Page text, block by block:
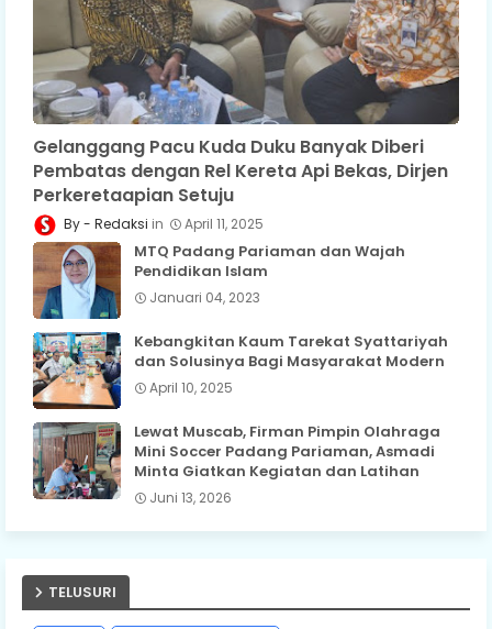
Gelanggang Pacu Kuda Duku Banyak Diberi
Pembatas dengan Rel Kereta Api Bekas, Dirjen
Perkeretaapian Setuju
Redaksi April 11, 2025
MTQ Padang Pariaman dan Wajah
Pendidikan Islam
Januari 04, 2023
Kebangkitan Kaum Tarekat Syattariyah
dan Solusinya Bagi Masyarakat Modern
April 10, 2025
Lewat Muscab, Firman Pimpin Olahraga
Mini Soccer Padang Pariaman, Asmadi
Minta Giatkan Kegiatan dan Latihan
Juni 13, 2026
TELUSURI